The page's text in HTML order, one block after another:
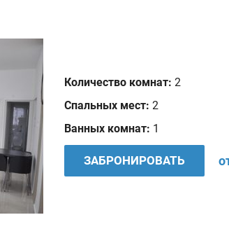
Количество комнат: 2
Спальных мест: 2
Ванных комнат: 1
ЗАБРОНИРОВАТЬ